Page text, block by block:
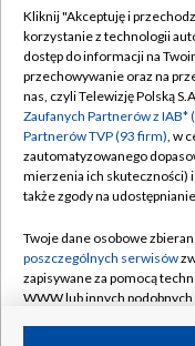
Abonament TVP
Emisja w TVP
Centrum informacji
Naziemna
Rada Programowa
System NOS
Informacje o
Kliknij "Akceptuję i
korzystanie z technologii
dostęp do informacji na
przechowywanie oraz na
nas, czyli Telewizję Polską
Zaufanych Partnerów z IAB*
Partnerów TVP (93 firm), w
zautomatyzowanego
mierzenia ich skuteczności)
także zgody na
Twoje dane osobowe
poszczególnych serwisów
zapisywane za pomocą
WWW lub innych